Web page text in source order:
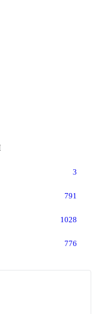
3
791
1028
776